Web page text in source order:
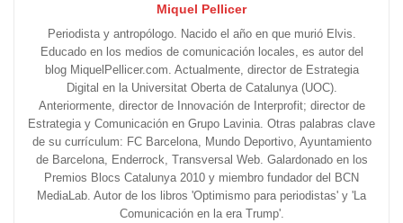
Miquel Pellicer
Periodista y antropólogo. Nacido el año en que murió Elvis.
Educado en los medios de comunicación locales, es autor del
blog MiquelPellicer.com. Actualmente, director de Estrategia
Digital en la Universitat Oberta de Catalunya (UOC).
Anteriormente, director de Innovación de Interprofit; director de
Estrategia y Comunicación en Grupo Lavinia. Otras palabras clave
de su currículum: FC Barcelona, Mundo Deportivo, Ayuntamiento
de Barcelona, Enderrock, Transversal Web. Galardonado en los
Premios Blocs Catalunya 2010 y miembro fundador del BCN
MediaLab. Autor de los libros 'Optimismo para periodistas' y 'La
Comunicación en la era Trump'.